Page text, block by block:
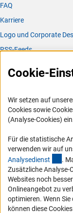
FAQ
Karriere
Logo und Corporate
RSS-Feeds
Vergabeverfahren
Barrierefreiheit
Service und
Barriere melden
DFG-aktuell
Erhalten Sie
schauen Sie sich die
Cookie-
Wir setzen auf
Cookies sowie
(Analyse-Cookies)
Für die statistische
verwenden wir auf
Analysedienst
.
Zusätzliche Analyse-
Websites noch
Onlineangebot zu
optimieren. Wenn
können diese